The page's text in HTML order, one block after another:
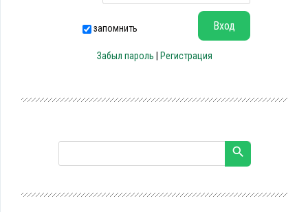
запомнить
Забыл пароль Регистрация